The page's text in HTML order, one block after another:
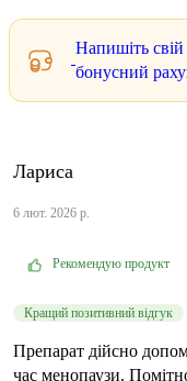
Напишіть свій
бонусний
Лариса
6 лют. 2026 р.
Рекомендую продукт
Кращий позитивний відгук
Препарат дійсно
час менопаузи.